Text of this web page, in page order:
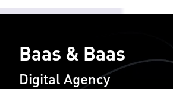
Baas & Baas
Digital Agency